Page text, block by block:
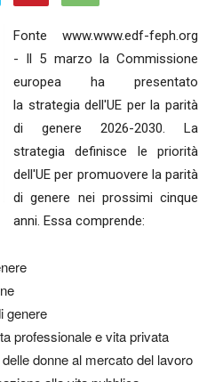
Fonte www.www.edf-feph.org
- Il 5 marzo la Commissione
europea ha presentato
la strategia dell'UE per la parità
di genere 2026-2030. La
strategia definisce le priorità
dell'UE per promuovere la parità
di genere nei prossimi cinque
anni. Essa comprende:
genere
professionale e vita privata
donne al mercato del lavoro